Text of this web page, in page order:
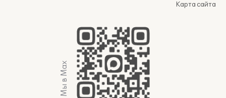
Карта сайта
Мы в Max